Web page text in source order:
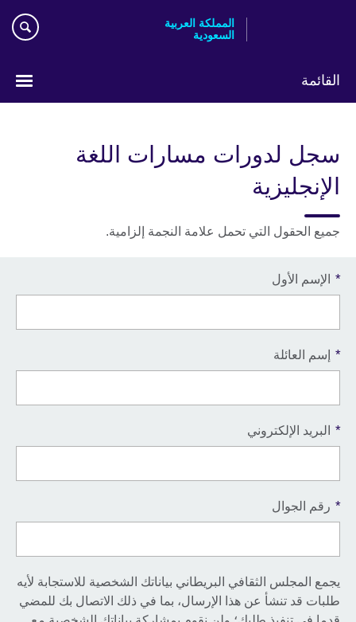
المملكة العربية
السعودية
القائمة
سجل لدورات مسارات اللغة
الإنجليزية
جميع الحقول التي تحمل علامة النجمة إلزامية.
* الإسم الأول
* إسم العائلة
* البريد الإلكتروني
* رقم الجوال
يجمع المجلس الثقافي البريطاني بياناتك الشخصية للاستجابة لأيه
طلبات قد تنشأ عن هذا الإرسال، بما في ذلك الاتصال بك للمضي